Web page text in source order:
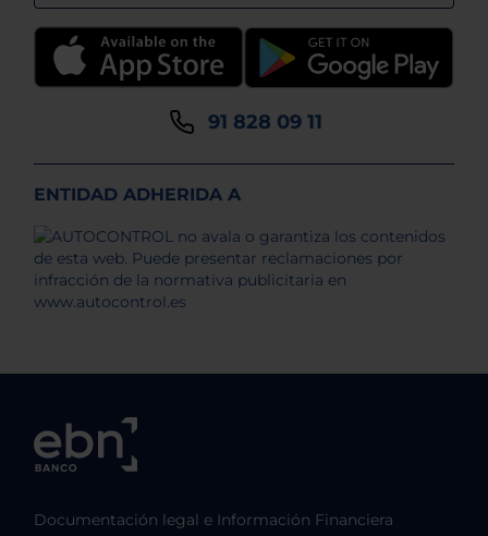
91 828 09 11
ENTIDAD ADHERIDA A
Documentación legal e Información Financiera